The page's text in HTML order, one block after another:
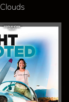
Clouds